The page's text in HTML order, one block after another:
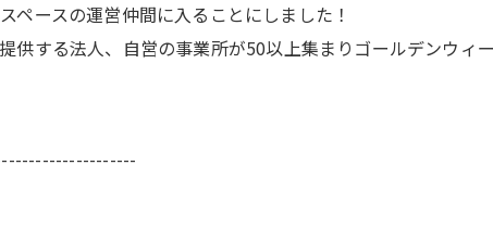
ペースの運営仲間に入ることにしました！
供する法人、自営の事業所が50以上集まりゴールデンウィ